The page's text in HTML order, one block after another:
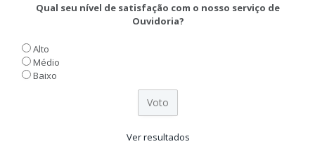
Qual seu nível de satisfação com o nosso serviço de
Ouvidoria?
Alto
Médio
Baixo
Ver resultados